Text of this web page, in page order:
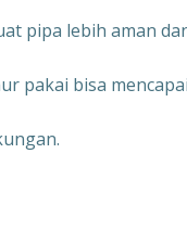
pipa lebih aman
pakai bisa mencapai